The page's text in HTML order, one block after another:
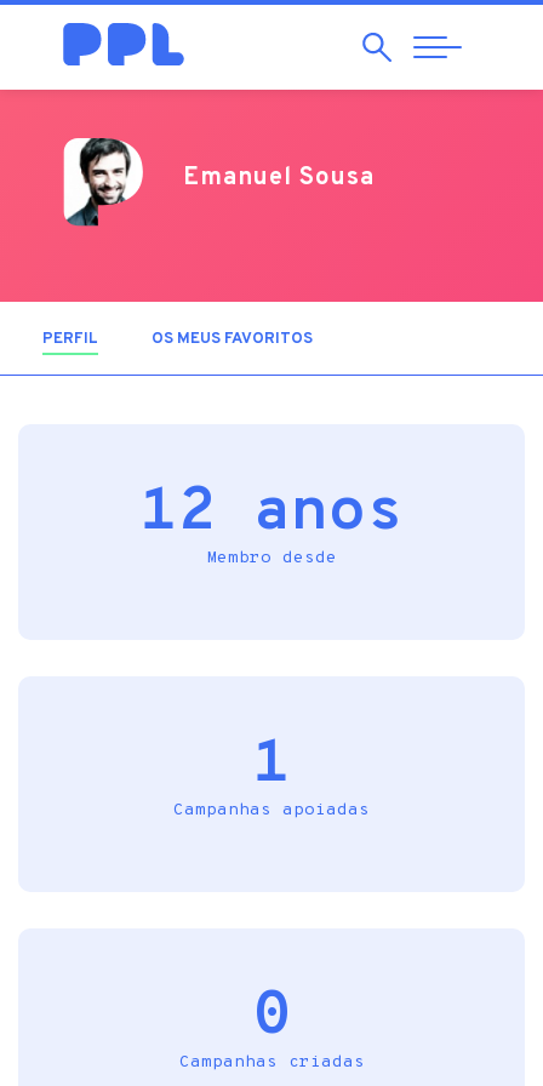
Pesquisar
Abrir
Navegação
Emanuel Sousa
PERFIL (SEPARADOR ATIVO)
OS MEUS FAVORITOS
12 anos
Membro desde
1
Campanhas apoiadas
0
Campanhas criadas